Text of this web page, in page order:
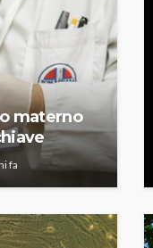
materno
fa